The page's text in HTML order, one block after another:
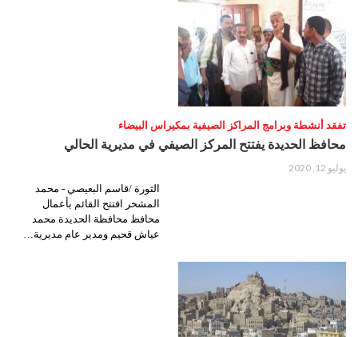
تفقد أنشطة وبرامج المراكز الصيفية بمكيراس البيضاء
محافظ الحديدة يفتتح المركز الصيفي في مديرية الحالي
يوليو 12, 2020
الثورة /قاسم البعيصي - محمد
المشخر افتتح القائم بأعمال
محافظ محافظة الحديدة محمد
عياش قحيم ومدير عام مديرية…